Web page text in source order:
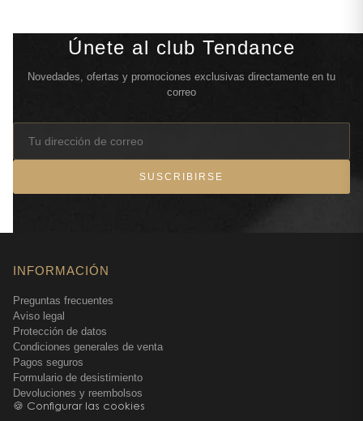
Únete al club Tendance
Novedades, ofertas y promociones exclusivas directamente en tu
correo
SUSCRIBIRSE
INFORMACIÓN
Preguntas frecuentes
Aviso legal
Protección de datos
Condiciones generales de venta
Pagos seguros
Formulario de desistimiento
Devoluciones y reembolsos
🍪 Configurar las cookies